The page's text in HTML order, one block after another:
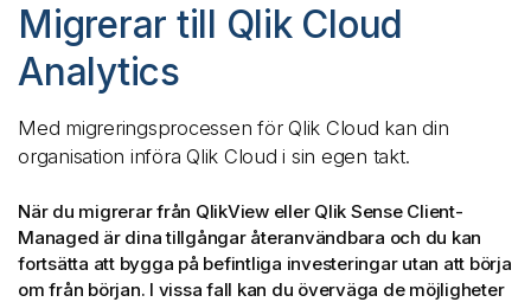
Migrerar till Qlik Cloud
Analytics
Med migreringsprocessen för Qlik Cloud kan din
organisation införa Qlik Cloud i sin egen takt.
När du migrerar från QlikVieweller Qlik SenseClient-
Managed är dina tillgångar återanvändbara och du kan
fortsätta att bygga på befintliga investeringar utan att börja
om från början. I vissa fall kan du överväga de möjligheter